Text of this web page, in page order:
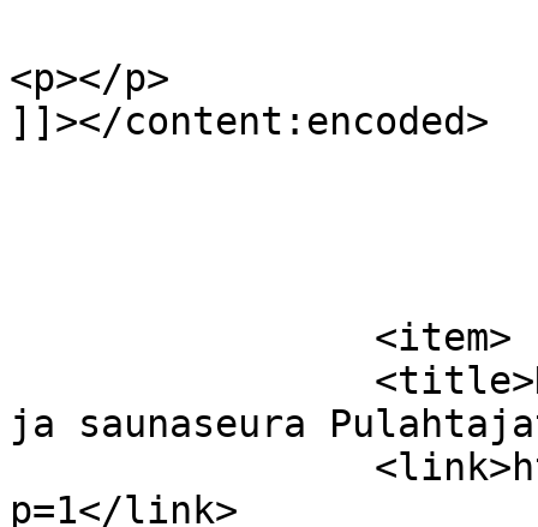
<p></p>
]]></content:encoded>
ja saunaseura
p=1</link>